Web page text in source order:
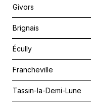
Givors
Brignais
Écully
Francheville
Tassin-la-Demi-Lune